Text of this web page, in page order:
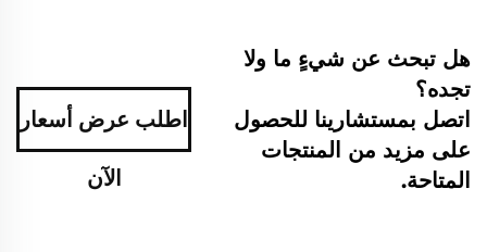
هل تبحث عن شيءٍ ما ولا
تجده؟
اتصل بمستشارينا للحصول
على مزيد من المنتجات
المتاحة.
اطلب عرض أسعار
الآن